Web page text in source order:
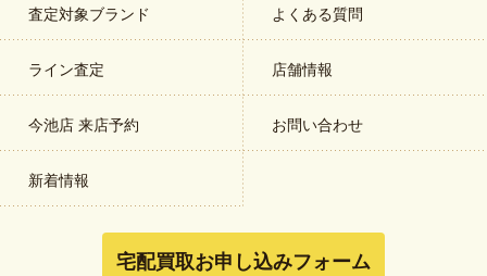
査定対象ブランド よくある質問
ライン査定 店舗情報
今池店 来店予約 お問い合わせ
新着情報
宅配買取お申し込みフォーム